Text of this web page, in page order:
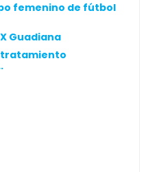
femenino de fútbol
Guadiana
tratamiento